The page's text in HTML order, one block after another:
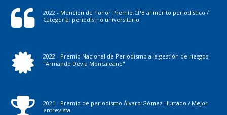
2022 - Mención de honor Premio CPB al mérito periodístico /
Categoría: periodismo universitario
2022 - Premio Nacional de Periodismo a la gestión de riesgos
"Armando Devia Moncaleano"
2021 - Premio de periodismo Álvaro Gómez Hurtado / Mejor
entrevista